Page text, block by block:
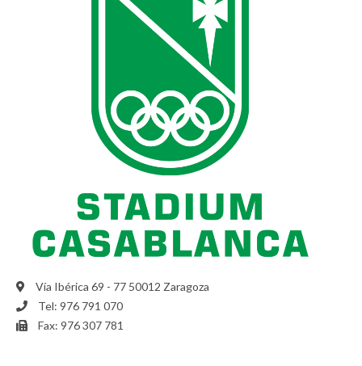
Vía Ibérica 69 - 77 50012 Zaragoza
Tel: 976 791 070
Fax: 976 307 781